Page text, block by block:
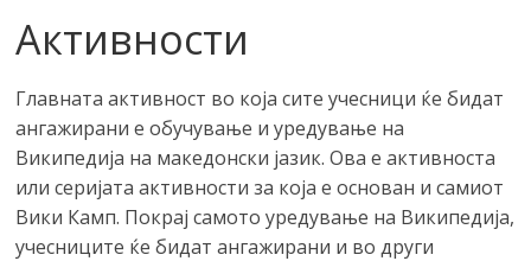
Активности
Главната активност во која сите учесници ќе бидат
ангажирани е обучување и уредување на
Википедија на македонски јазик. Ова е активноста
или серијата активности за која е основан и самиот
Вики Камп. Покрај самото уредување на Википедија,
учесниците ќе бидат ангажирани и во други